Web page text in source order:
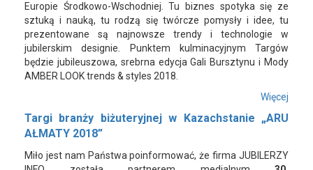
Europie Środkowo-Wschodniej. Tu biznes spotyka się ze
sztuką i nauką, tu rodzą się twórcze pomysły i idee, tu
prezentowane są najnowsze trendy i technologie w
jubilerskim designie. Punktem kulminacyjnym Targów
będzie jubileuszowa, srebrna edycja Gali Bursztynu i Mody
AMBER LOOK trends & styles 2018.
Więcej
Targi branży biżuteryjnej w Kazachstanie „ARU
AŁMATY 2018”
Miło jest nam Państwa poinformować, że firma JUBILERZY